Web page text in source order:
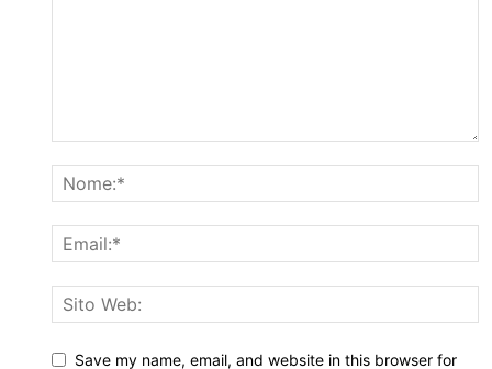
Save my name, email, and website in this browser for